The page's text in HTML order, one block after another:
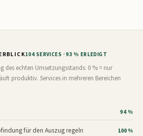
104 SERVICES · 93 % ERLEDIGT
des echten Umsetzungsstands: 0 % = nur
produktiv. Services in mehreren Bereichen
94 %
für den Auszug regeln 100 %